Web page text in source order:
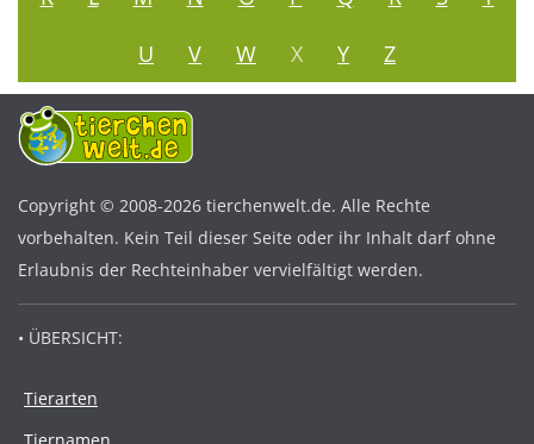
U
V W X Y Z
Copyright © 2008-2026 tierchenwelt.de. Alle Rechte
vorbehalten. Kein Teil dieser Seite oder ihr Inhalt darf ohne
Erlaubnis der Rechteinhaber vervielfältigt werden.
• ÜBERSICHT:
Tierarten